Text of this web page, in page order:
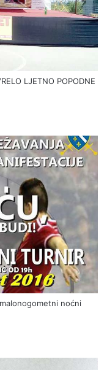
LJETNO POPODNE
noćni